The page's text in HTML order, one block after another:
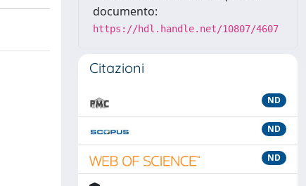
documento:
https://hdl.handle.net/10807/4607
Citazioni
ND
ND
ND